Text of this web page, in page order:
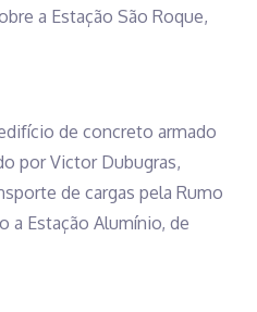
a Estação São Roque,
de concreto armado
por Victor Dubugras,
de cargas pela Rumo
a Estação Alumínio, de